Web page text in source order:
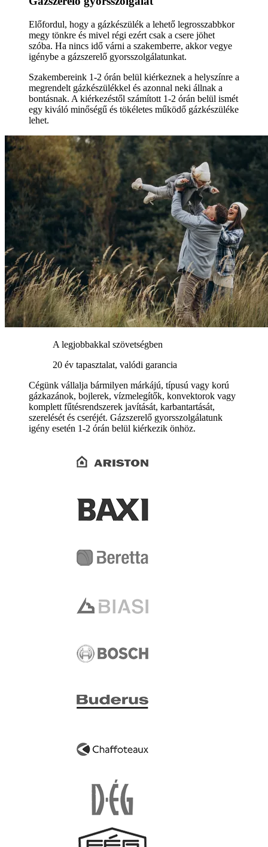
Előfordul, hogy a gázkészülék a lehető legrosszabbkor
megy tönkre és mivel régi ezért csak a csere jöhet
szóba. Ha nincs idő várni a szakemberre, akkor vegye
igénybe a gázszerelő gyorsszolgálatunkat.
Szakembereink 1-2 órán belül kiérkeznek a helyszínre a
megrendelt gázkészülékkel és azonnal neki állnak a
bontásnak. A kiérkezéstől számított 1-2 órán belül ismét
egy kiváló minőségű és tökéletes működő gázkészüléke
lehet.
A legjobbakkal szövetségben
20 év tapasztalat, valódi garancia
Cégünk vállalja bármilyen márkájú, típusú vagy korú
gázkazánok, bojlerek, vízmelegítők, konvektorok vagy
komplett fűtésrendszerek javítását, karbantartását,
szerelését és cseréjét. Gázszerelő gyorsszolgálatunk
igény esetén 1-2 órán belül kiérkezik önhöz.